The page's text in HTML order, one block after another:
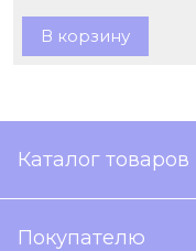
В корзину
Каталог товаров
Покупателю